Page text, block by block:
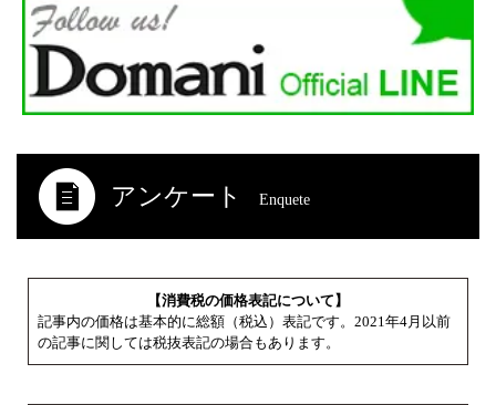
アンケート Enquete
【消費税の価格表記について】
記事内の価格は基本的に総額（税込）表記です。2021年4月以前
の記事に関しては税抜表記の場合もあります。